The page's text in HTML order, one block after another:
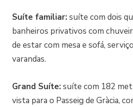
Suíte familiar:suíte com dois
banheiros privativos com
de estar com mesa e sofá,
varandas.
Grand Suíte:suíte com 182
vista para o Passeig de Gràcia,